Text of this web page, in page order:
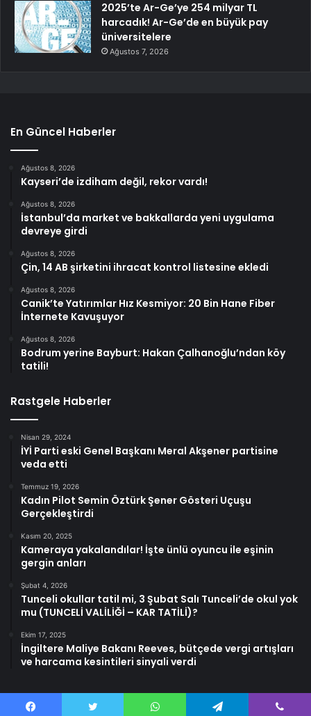
2025’te Ar-Ge’ye 254 milyar TL
harcadık! Ar-Ge’de en büyük pay
üniversitelere
Ağustos 7, 2026
En Güncel Haberler
Ağustos 8, 2026
Kayseri’de izdiham değil, rekor vardı!
Ağustos 8, 2026
İstanbul’da market ve bakkallarda yeni uygulama
devreye girdi
Ağustos 8, 2026
Çin, 14 AB şirketini ihracat kontrol listesine ekledi
Ağustos 8, 2026
Canik’te Yatırımlar Hız Kesmiyor: 20 Bin Hane Fiber
İnternete Kavuşuyor
Ağustos 8, 2026
Bodrum yerine Bayburt: Hakan Çalhanoğlu’ndan köy
tatili!
Rastgele Haberler
Nisan 29, 2024
İYİ Parti eski Genel Başkanı Meral Akşener partisine
veda etti
Temmuz 19, 2026
Kadın Pilot Semin Öztürk Şener Gösteri Uçuşu
Gerçekleştirdi
Kasım 20, 2025
Kameraya yakalandılar! İşte ünlü oyuncu ile eşinin
gergin anları
Şubat 4, 2026
Tunceli okullar tatil mi, 3 Şubat Salı Tunceli’de okul yok
mu (TUNCELİ VALİLİĞİ – KAR TATİLİ)?
Ekim 17, 2025
İngiltere Maliye Bakanı Reeves, bütçede vergi artışları
ve harcama kesintileri sinyali verdi